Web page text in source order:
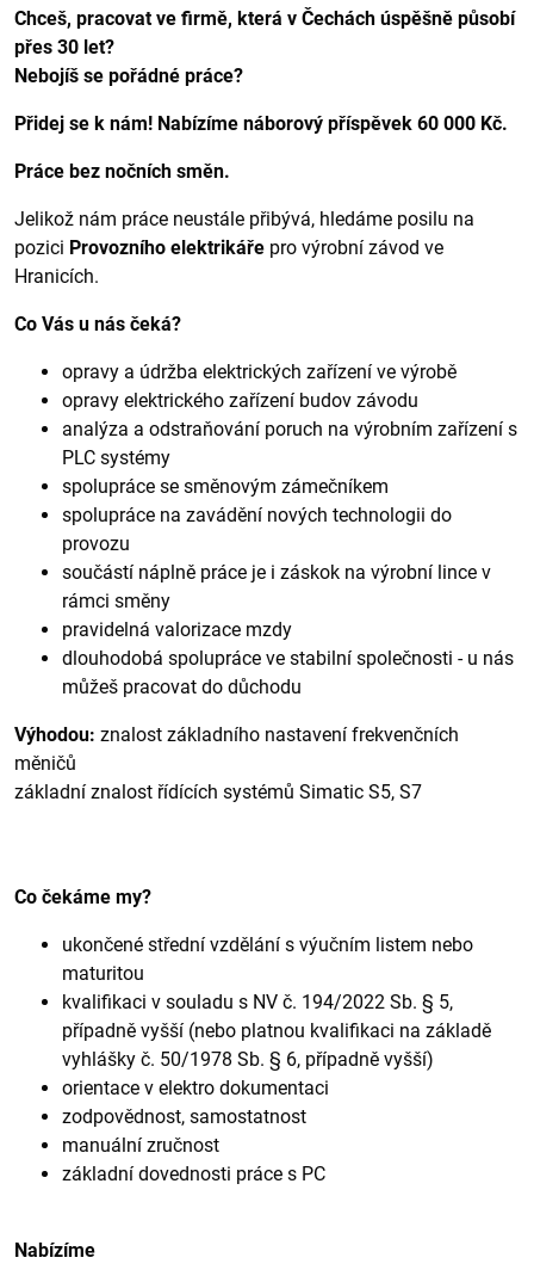
Chceš, pracovat ve firmě, která v Čechách úspěšně působí
přes 30 let?
Nebojíš se pořádné práce?
Přidej se k nám! Nabízíme náborový příspěvek 60 000 Kč.
Práce bez nočních směn.
Jelikož nám práce neustále přibývá, hledáme posilu na
pozici Provozního elektrikáře pro výrobní závod ve
Hranicích.
Co Vás u nás čeká?
opravy a údržba elektrických zařízení ve výrobě
opravy elektrického zařízení budov závodu
analýza a odstraňování poruch na výrobním zařízení s
PLC systémy
spolupráce se směnovým zámečníkem
spolupráce na zavádění nových technologii do
provozu
součástí náplně práce je i záskok na výrobní lince v
rámci směny
pravidelná valorizace mzdy
dlouhodobá spolupráce ve stabilní společnosti - u nás
můžeš pracovat do důchodu
Výhodou: znalost základního nastavení frekvenčních
měničů
základní znalost řídících systémů Simatic S5, S7
Co čekáme my?
ukončené střední vzdělání s výučním listem nebo
maturitou
kvalifikaci v souladu s NV č. 194/2022 Sb. § 5,
případně vyšší (nebo platnou kvalifikaci na základě
vyhlášky č. 50/1978 Sb. § 6, případně vyšší)
orientace v elektro dokumentaci
zodpovědnost, samostatnost
manuální zručnost
základní dovednosti práce s PC
Nabízíme